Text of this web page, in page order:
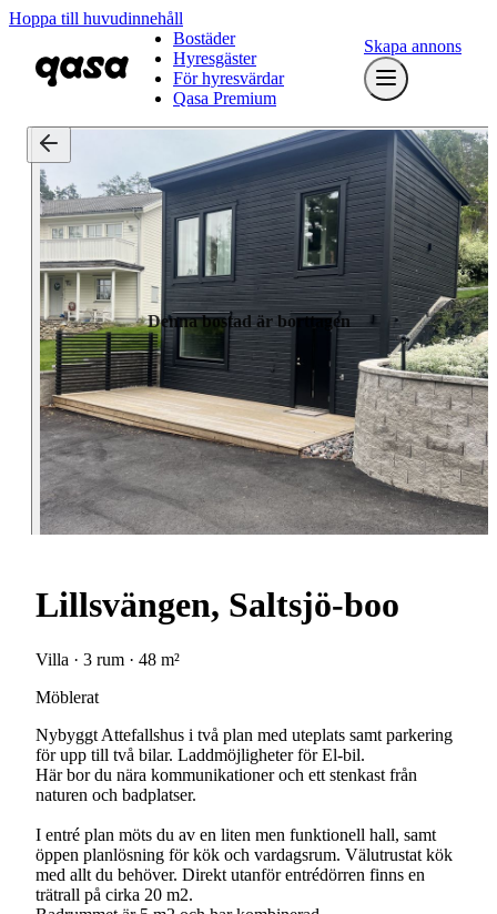
Hoppa till huvudinnehåll
Bostäder
Hyresgäster
För hyresvärdar
Qasa Premium
Skapa annons
Denna bostad är borttagen
Lillsvängen, Saltsjö-boo
Villa · 3 rum · 48 m²
Möblerat
Nybyggt Attefallshus i två plan med uteplats samt parkering
för upp till två bilar. Laddmöjligheter för El-bil.
Här bor du nära kommunikationer och ett stenkast från
naturen och badplatser.
I entré plan möts du av en liten men funktionell hall, samt
öppen planlösning för kök och vardagsrum. Välutrustat kök
med allt du behöver. Direkt utanför entrédörren finns en
trätrall på cirka 20 m2.